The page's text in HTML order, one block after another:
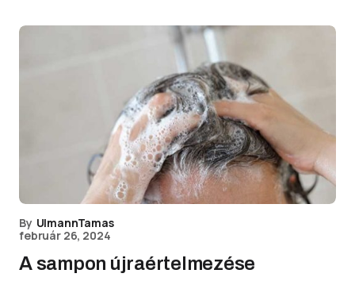
By UlmannTamas
február 26, 2024
A sampon újraértelmezése